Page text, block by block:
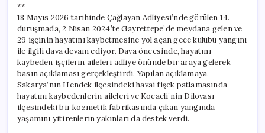
Gerçek
Suçluların
Korunduğu
İddiası**
**
18 Mayıs 2026 tarihinde Çağlayan Adliyesi’nde görülen 14.
duruşmada, 2 Nisan 2024’te Gayrettepe’de meydana gelen ve
29 işçinin hayatını kaybetmesine yol açan gece kulübü yangını
ile ilgili dava devam ediyor. Dava öncesinde, hayatını
kaybeden işçilerin aileleri adliye önünde bir araya gelerek
basın açıklaması gerçekleştirdi. Yapılan açıklamaya,
Sakarya’nın Hendek ilçesindeki havai fişek patlamasında
hayatını kaybedenlerin aileleri ve Kocaeli’nin Dilovası
ilçesindeki bir kozmetik fabrikasında çıkan yangında
yaşamını yitirenlerin yakınları da destek verdi.